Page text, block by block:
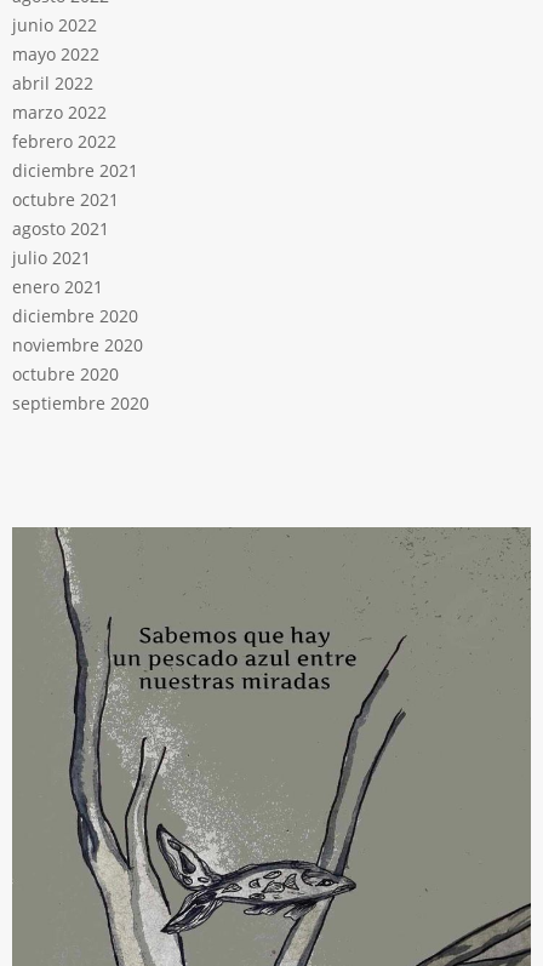
junio 2022
mayo 2022
abril 2022
marzo 2022
febrero 2022
diciembre 2021
octubre 2021
agosto 2021
julio 2021
enero 2021
diciembre 2020
noviembre 2020
octubre 2020
septiembre 2020